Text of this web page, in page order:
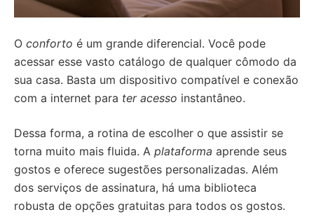
O conforto é um grande diferencial. Você pode
acessar esse vasto catálogo de qualquer cômodo da
sua casa. Basta um dispositivo compatível e conexão
com a internet para ter acesso instantâneo.
Dessa forma, a rotina de escolher o que assistir se
torna muito mais fluida. A plataforma aprende seus
gostos e oferece sugestões personalizadas. Além
dos serviços de assinatura, há uma biblioteca
robusta de opções gratuitas para todos os gostos.